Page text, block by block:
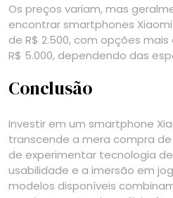
Os preços variam, mas
encontrar smartphones
de R$ 2.500, com opções
R$ 5.000, dependendo das
Conclusão
Investir em um smartphone
transcende a mera compra
de experimentar tecnologia
usabilidade e a imersão em
modelos disponíveis